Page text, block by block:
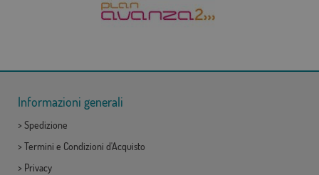
Informazioni generali
> Spedizione
> Termini e Condizioni d'Acquisto
> Privacy